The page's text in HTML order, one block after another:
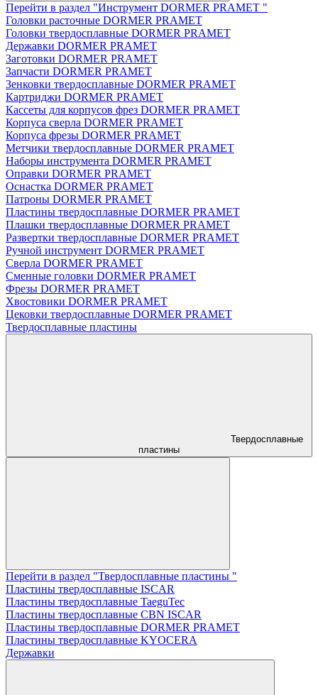
Перейти в раздел "Инструмент DORMER PRAMET "
Головки расточные DORMER PRAMET
Головки твердосплавные DORMER PRAMET
Державки DORMER PRAMET
Заготовки DORMER PRAMET
Запчасти DORMER PRAMET
Зенковки твердосплавные DORMER PRAMET
Картриджи DORMER PRAMET
Кассеты для корпусов фрез DORMER PRAMET
Корпуса сверла DORMER PRAMET
Корпуса фрезы DORMER PRAMET
Метчики твердосплавные DORMER PRAMET
Наборы инструмента DORMER PRAMET
Оправки DORMER PRAMET
Оснастка DORMER PRAMET
Патроны DORMER PRAMET
Пластины твердосплавные DORMER PRAMET
Плашки твердосплавные DORMER PRAMET
Развертки твердосплавные DORMER PRAMET
Ручной инструмент DORMER PRAMET
Сверла DORMER PRAMET
Сменные головки DORMER PRAMET
Фрезы DORMER PRAMET
Хвостовики DORMER PRAMET
Цековки твердосплавные DORMER PRAMET
Твердосплавные пластины
Твердосплавные
пластины
Перейти в раздел "Твердосплавные пластины "
Пластины твердосплавные ISCAR
Пластины твердосплавные TaeguTec
Пластины твердосплавные CBN ISCAR
Пластины твердосплавные DORMER PRAMET
Пластины твердосплавные KYOCERA
Державки